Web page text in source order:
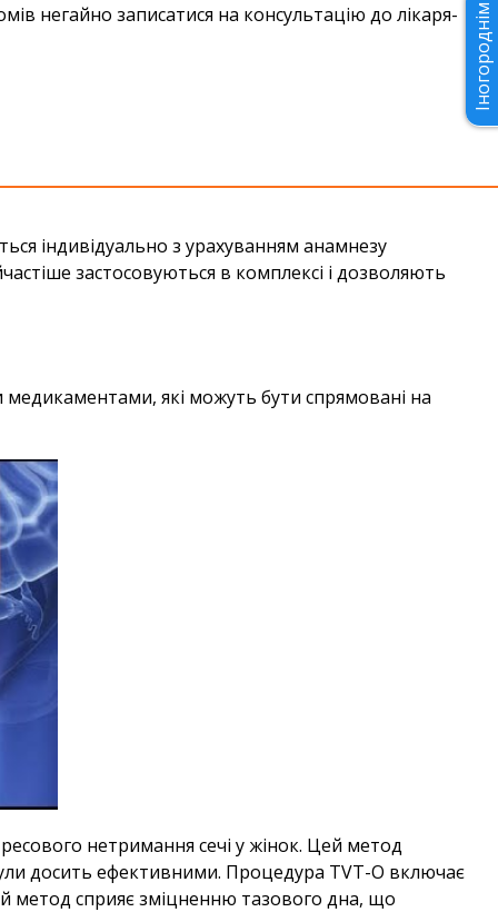
негайно записатися на консультацію до лікаря-
індивідуально з урахуванням анамнезу
застосовуються в комплексі і дозволяють
які можуть бути спрямовані на
нетримання сечі у жінок. Цей метод
досить ефективними. Процедура ТVT-О включає
метод сприяє зміцненню тазового дна, що
Іногороднім